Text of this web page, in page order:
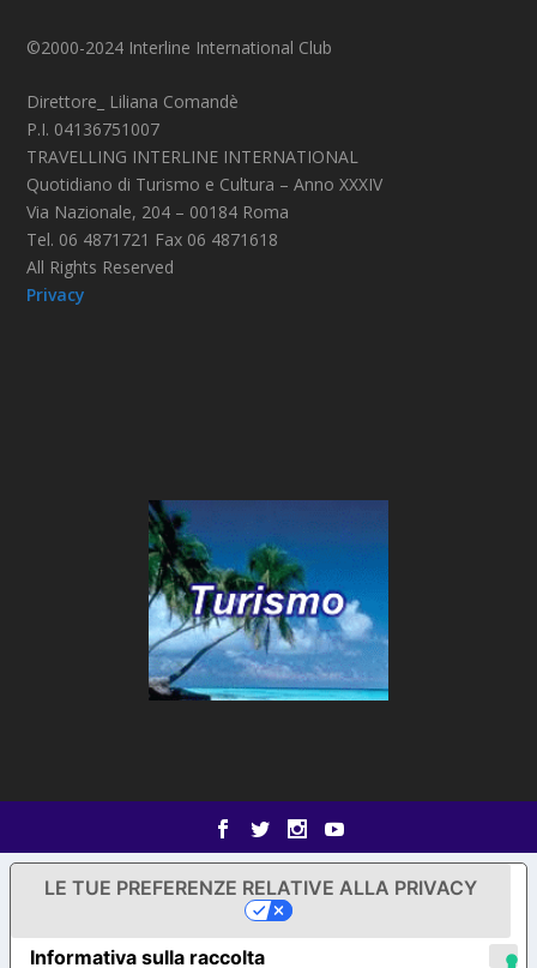
©2000-2024 Interline International Club
Direttore_ Liliana Comandè
P.I. 04136751007
TRAVELLING INTERLINE INTERNATIONAL
Quotidiano di Turismo e Cultura – Anno XXXIV
Via Nazionale, 204 – 00184 Roma
Tel. 06 4871721 Fax 06 4871618
All Rights Reserved
Privacy
Informativa sulla raccolta
LE TUE PREFERENZE RELATIVE ALLA PRIVACY